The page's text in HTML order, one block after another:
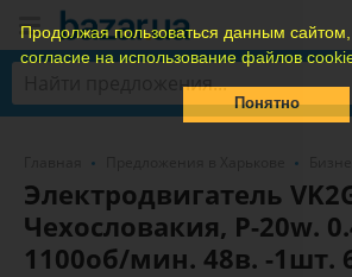
Продолжая пользоваться данным
согласие на использование файлов
Понятно
Электродвигатель
Чехословакия, P-20w.
1100об/мин. 48в. -1шт.